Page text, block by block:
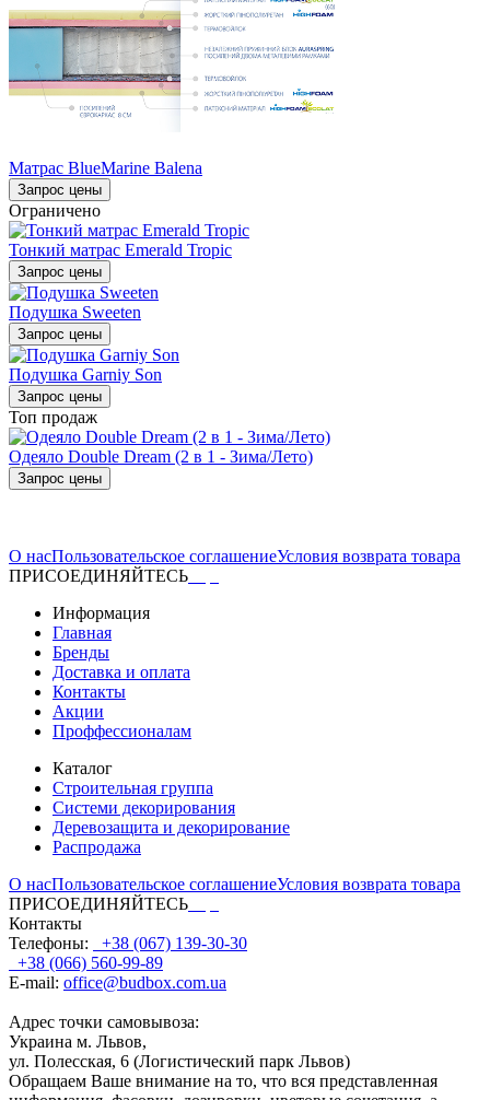
Матрас BlueMarine Balena
Запрос цены
Ограничено
Тонкий матрас Emerald Tropic
Запрос цены
Подушка Sweeten
Запрос цены
Подушка Garniy Son
Запрос цены
Топ продаж
Одеяло Double Dream (2 в 1 - Зима/Лето)
Запрос цены
О насПользовательское соглашениеУсловия возврата товара
ПРИСОЕДИНЯЙТЕСЬ
Информация
Главная
Бренды
Доставка и оплата
Контакты
Акции
Проффессионалам
Каталог
Строительная группа
Системи декорирования
Деревозащита и декорирование
Распродажа
О насПользовательское соглашениеУсловия возврата товара
ПРИСОЕДИНЯЙТЕСЬ
Контакты
Телефоны:
+38 (067) 139-30-30
+38 (066) 560-99-89
E-mail: office@budbox.com.ua
Адрес точки самовывоза:
Украина м. Львов,
ул. Полесская, 6 (Логистический парк Львов)
Обращаем Ваше внимание на то, что вся представленная